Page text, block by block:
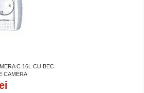
C 16L CU BEC
CAMERA